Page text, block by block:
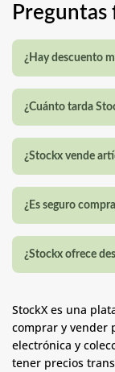
¿Hay descuento
¿Cuánto tarda
¿Stockx vende
¿Es seguro
¿Stockx ofrece
StockX es una
comprar y vender
electrónica y
tener precios